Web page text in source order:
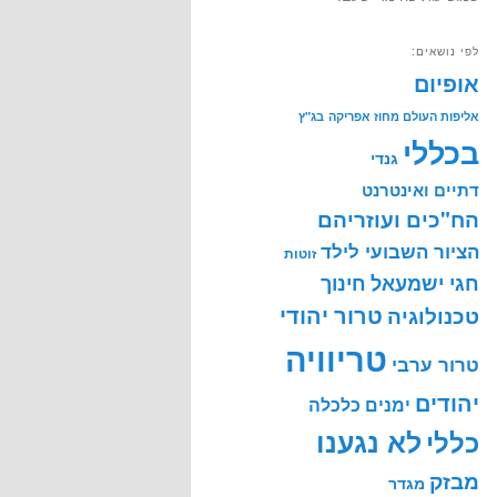
לפי נושאים:
אופיום
אליפות העולם מחוז אפריקה בג"ץ
בכללי גנדי
דתיים ואינטרנט
הח"כים ועוזריהם
הציור השבועי לילד זוטות
חגי ישמעאל חינוך
טכנולוגיה טרור יהודי
טרור ערבי טריוויה
יהודים ימנים כלכלה
כללי לא נגענו
מבזק מגדר